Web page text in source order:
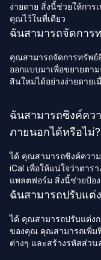
ง่ายดาย สิ่งนี้ช่วยให้กา
คุณไว้ในที่เดียว
ฉันสามารถจัดการ
คุณสามารถจัดการทรัพย์
ออกแบบมาเพื่อขยายต
สินใหม่ได้อย่างง่ายดาย
ฉันสามารถซิงค์คว
ภายนอกได้หรือไม่?
ได้ คุณสามารถซิงค์ควา
iCal เพื่อให้แน่ใจว่าตาร
แพลตฟอร์ม สิ่งนี้ช่วยป้อง
ฉันสามารถปรับแต่
ได้ คุณสามารถปรับแต่งก
ของคุณ คุณสามารถเพิ่ม
ต่างๆ และสร้างรหัสส่ว